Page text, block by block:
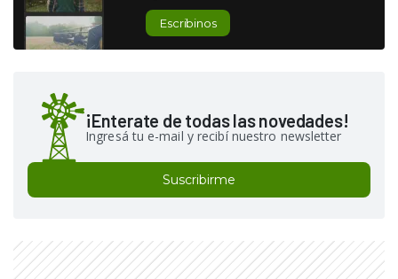
Escribinos
¡Enterate de todas las novedades!
Ingresá tu e-mail y recibí nuestro newsletter
Suscribirme